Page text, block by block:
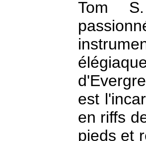
Tom
est
en riffs
pieds et